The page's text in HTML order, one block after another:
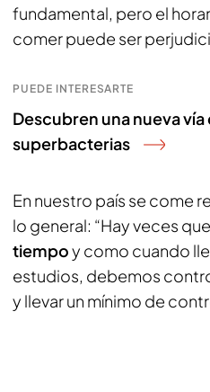
fundamental, pero el
comer puede ser
PUEDE INTERESARTE
Descubren una nueva
superbacterias
En nuestro país se come
lo general: “Hay veces
tiempoy como cuando
estudios, debemos
y llevar un mínimo de